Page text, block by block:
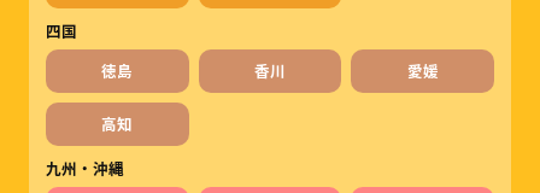
四国
徳島
香川 愛媛
高知
九州・沖縄